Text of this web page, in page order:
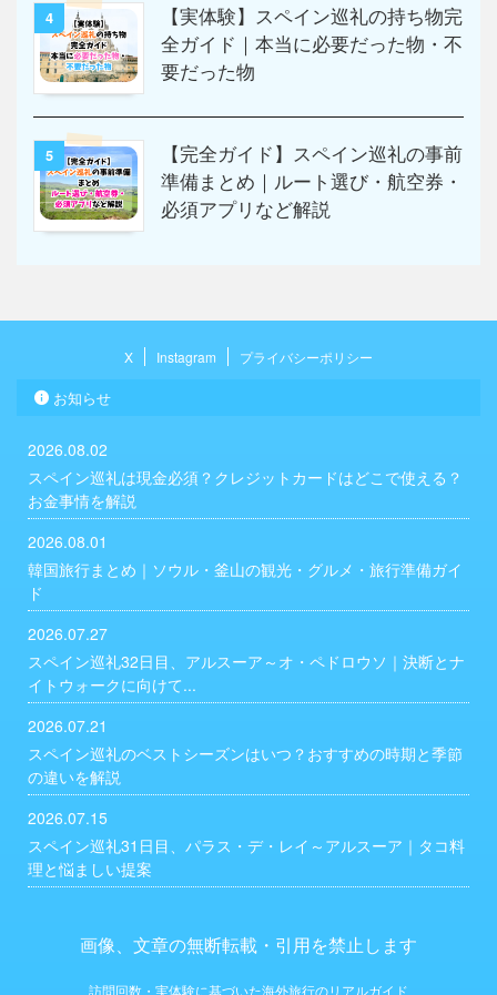
4
【実体験】スペイン巡礼の持ち物完
全ガイド｜本当に必要だった物・不
要だった物
5
【完全ガイド】スペイン巡礼の事前
準備まとめ｜ルート選び・航空券・
必須アプリなど解説
X Instagram プライバシーポリシー
お知らせ
2026.08.02
スペイン巡礼は現金必須？クレジットカードはどこで使える？
お金事情を解説
2026.08.01
韓国旅行まとめ｜ソウル・釜山の観光・グルメ・旅行準備ガイ
ド
2026.07.27
スペイン巡礼32日目、アルスーア～オ・ペドロウソ｜決断とナ
イトウォークに向けて...
2026.07.21
スペイン巡礼のベストシーズンはいつ？おすすめの時期と季節
の違いを解説
2026.07.15
スペイン巡礼31日目、パラス・デ・レイ～アルスーア｜タコ料
理と悩ましい提案
画像、文章の無断転載・引用を禁止します
訪問回数・実体験に基づいた海外旅行のリアルガイド